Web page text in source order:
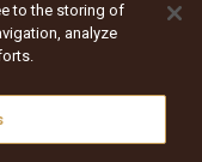
to the storing of
analyze